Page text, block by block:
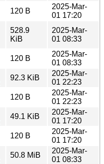
120 B
2025-Mar-
01 17:20
528.9
KiB
2025-Mar-
01 08:33
120 B
2025-Mar-
01 08:33
92.3 KiB
2025-Mar-
01 22:23
120 B
2025-Mar-
01 22:23
49.1 KiB
2025-Mar-
01 17:20
120 B
2025-Mar-
01 17:20
50.8 MiB
2025-Mar-
01 08:33